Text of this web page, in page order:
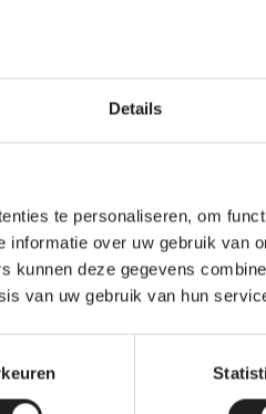
Details
te personaliseren, om
informatie over uw gebruik van
kunnen deze gegevens
van uw gebruik van hun
dakdragerset
juiste kitset, voetenset en
(5-dr MPV 2004-
SquareBar Evo
Thule WingBar Evo zilver